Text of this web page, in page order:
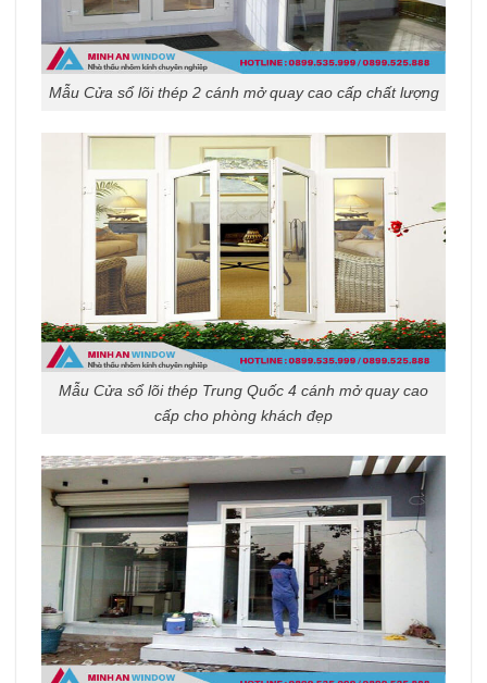
Mẫu Cửa sổ lõi thép 2 cánh mở quay cao cấp chất lượng
Mẫu Cửa sổ lõi thép Trung Quốc 4 cánh mở quay cao
cấp cho phòng khách đẹp